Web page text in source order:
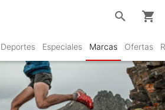
Deportes Especiales Marcas Ofertas
search shopping_cart